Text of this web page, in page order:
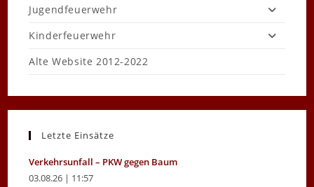
Jugendfeuerwehr
Kinderfeuerwehr
Alte Website 2012-2022
Letzte Einsätze
Verkehrsunfall – PKW gegen Baum
03.08.26 | 11:57